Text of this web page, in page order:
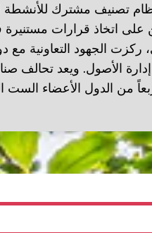
تصنيف مشترك للأنشطة
اتخاذ قرارات مستنيرة
الجهود التعاونية مع
من الدول الأعضاء